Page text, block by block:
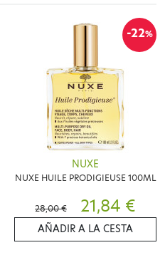
-22%
NUXE
NUXE HUILE PRODIGIEUSE 100ML
28,00 € 21,84 €
AÑADIR A LA CESTA